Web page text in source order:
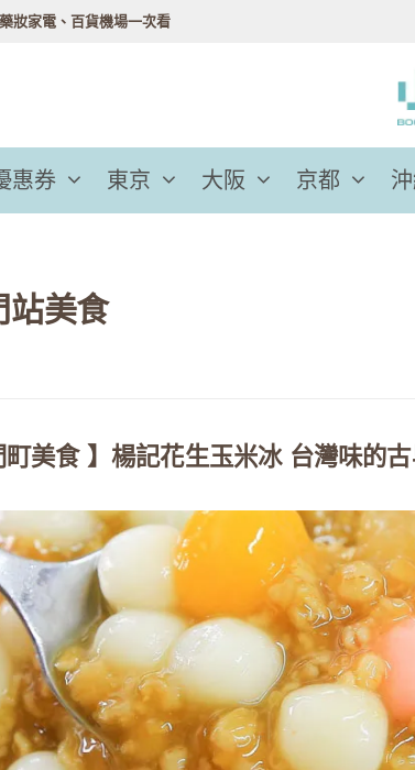
妝家電、百貨機場一次看
惠券 東京 大阪 京都
站美食
町美食 】楊記花生玉米冰 台灣味的